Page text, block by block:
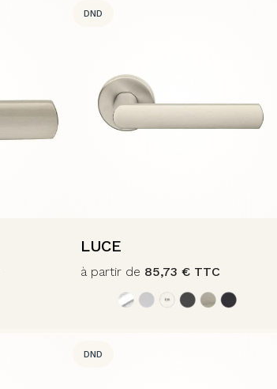
DND
LUCE
à partir de 85,73 € TTC
DND